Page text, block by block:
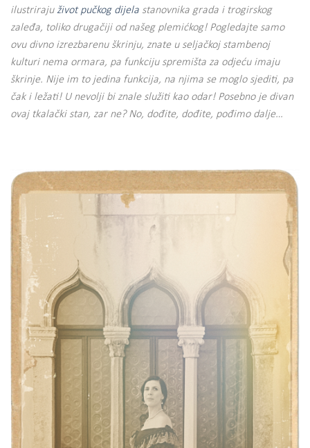
ilustriraju život pučkog dijela stanovnika grada i trogirskog
zaleđa, toliko drugačiji od našeg plemićkog! Pogledajte samo
ovu divno izrezbarenu škrinju, znate u seljačkoj stambenoj
kulturi nema ormara, pa funkciju spremišta za odjeću imaju
škrinje. Nije im to jedina funkcija, na njima se moglo sjediti, pa
čak i ležati! U nevolji bi znale služiti kao odar! Posebno je divan
ovaj tkalački stan, zar ne? No, dođite, dođite, pođimo dalje…